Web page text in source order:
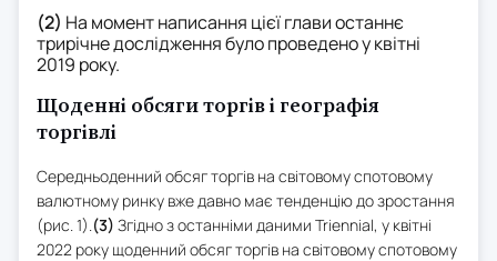
(2) На момент написання цієї глави останнє
трирічне дослідження було проведено у квітні
2019 року.
Щоденні обсяги торгів і географія
торгівлі
Середньоденний обсяг торгів на світовому спотовому
валютному ринку вже давно має тенденцію до зростання
(рис. 1).(3) Згідно з останніми даними Triennial, у квітні
2022 року щоденний обсяг торгів на світовому спотовому